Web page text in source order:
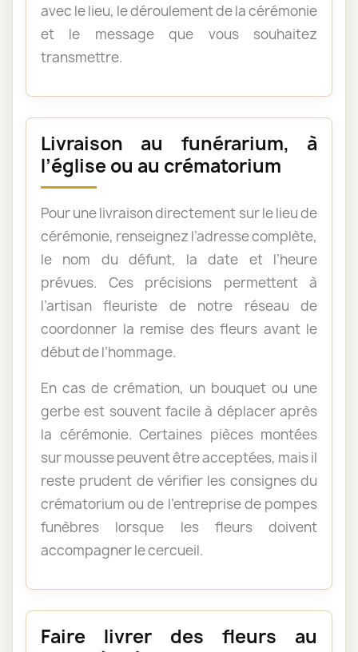
avec le lieu, le déroulement de la cérémonie
et le message que vous souhaitez
transmettre.
Livraison au funérarium, à
l’église ou au crématorium
Pour une livraison directement sur le lieu de
cérémonie, renseignez l’adresse complète,
le nom du défunt, la date et l’heure
prévues. Ces précisions permettent à
l’artisan fleuriste de notre réseau de
coordonner la remise des fleurs avant le
début de l’hommage.
En cas de crémation, un bouquet ou une
gerbe est souvent facile à déplacer après
la cérémonie. Certaines pièces montées
sur mousse peuvent être acceptées, mais il
reste prudent de vérifier les consignes du
crématorium ou de l’entreprise de pompes
funèbres lorsque les fleurs doivent
accompagner le cercueil.
Faire livrer des fleurs au